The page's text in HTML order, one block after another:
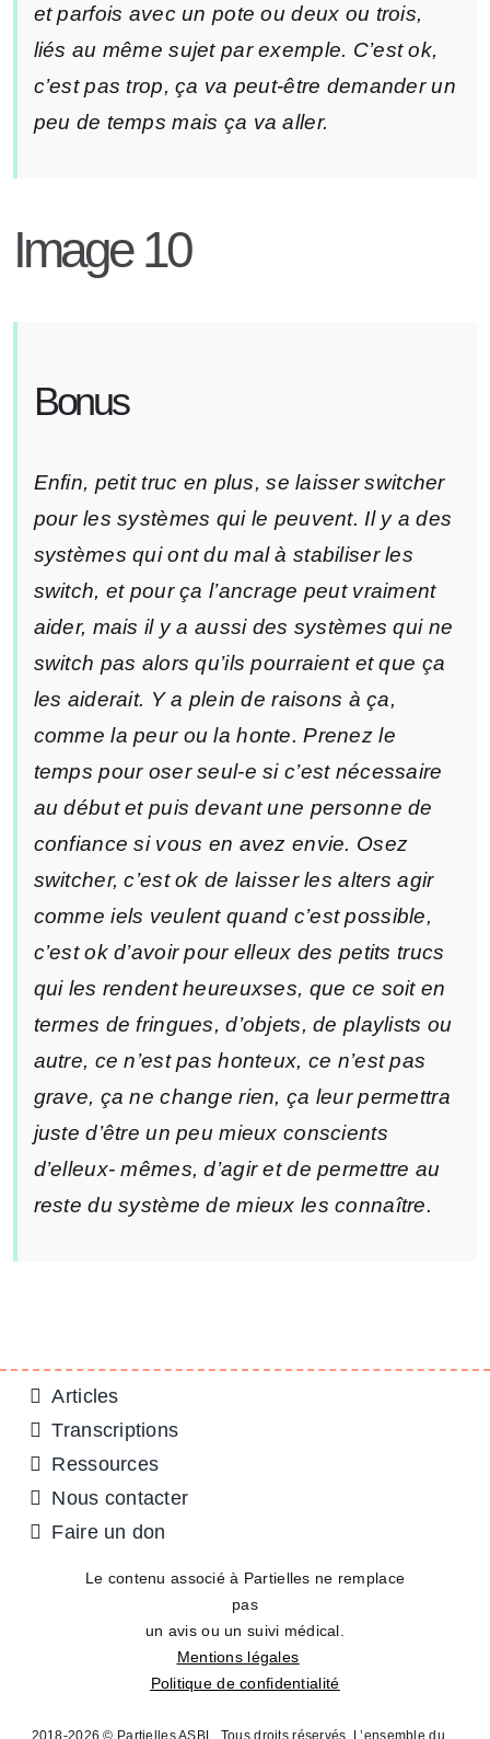
et parfois avec un pote ou deux ou trois,
liés au même sujet par exemple. C’est ok,
c’est pas trop, ça va peut-être demander un
peu de temps mais ça va aller.
Image 10
Bonus
Enfin, petit truc en plus, se laisser switcher
pour les systèmes qui le peuvent. Il y a des
systèmes qui ont du mal à stabiliser les
switch, et pour ça l’ancrage peut vraiment
aider, mais il y a aussi des systèmes qui ne
switch pas alors qu’ils pourraient et que ça
les aiderait. Y a plein de raisons à ça,
comme la peur ou la honte. Prenez le
temps pour oser seul-e si c’est nécessaire
au début et puis devant une personne de
confiance si vous en avez envie. Osez
switcher, c’est ok de laisser les alters agir
comme iels veulent quand c’est possible,
c’est ok d’avoir pour elleux des petits trucs
qui les rendent heureuxses, que ce soit en
termes de fringues, d’objets, de playlists ou
autre, ce n’est pas honteux, ce n’est pas
grave, ça ne change rien, ça leur permettra
juste d’être un peu mieux conscients
d’elleux- mêmes, d’agir et de permettre au
reste du système de mieux les connaître.
Articles
Transcriptions
Ressources
Nous contacter
Faire un don
Le contenu associé à Partielles ne remplace
pas
un avis ou un suivi médical.
Mentions légales
Politique de confidentialité
2018-2026 © Partielles ASBL. Tous droits réservés. L’ensemble du